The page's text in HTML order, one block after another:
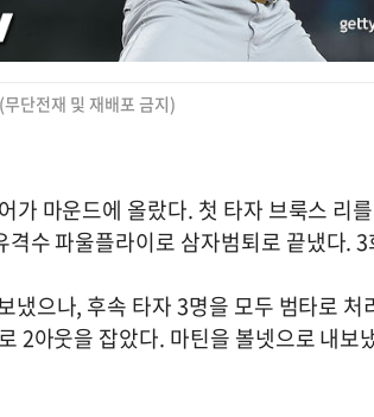
전재 및 재배포 금지)
가 마운드에 올랐다. 첫 타자 브룩스 리
수 파울플라이로 삼자범퇴로 끝냈다.
냈으나, 후속 타자 3명을 모두 범타로
2아웃을 잡았다. 마틴을 볼넷으로 내보